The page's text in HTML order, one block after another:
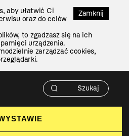
Zamknij
aby ułatwić Ci
oraz do celów
to zgadzasz się na ich
urządzenia.
zarządzać cookies,